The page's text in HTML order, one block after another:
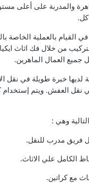
والمدربة على أعلى
القيام بالعملية الخاصة
من خلال فك اثاث
العمال الماهرين.
لديها خبرة طويلة في نقل
العفش. ويتم إستخدام
وهي :
فريق مدرب للنقل.
الكامل علي الاثاث.
مع كراتين.